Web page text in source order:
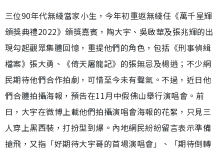
三位90年代無綫當家小生，今年初重返無綫任《萬千星輝
頒獎典禮2022》頒獎嘉賓，陶大宇、吳啟華及張兆輝的出
現勾起觀眾集體回憶，重提他們的角色，包括《刑事偵緝
檔案》張大勇、《倚天屠龍記》的張無忌及楊逍；不少網
民期待他們合作拍劇，可惜至今未有聲氣。不過，近日他
們合體拍攝海報，預告在11月中假佛山舉行演唱會。前
日，大宇在微博上載他們拍攝演唱會海報的花絮，只見三
人穿上黑西裝，打扮型到爆。內地網民紛紛留言表示準備
搶飛，又指「好期待大宇哥的首場演唱會」、「期待倒轉